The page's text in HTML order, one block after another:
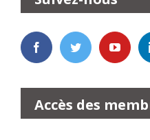
Accès des